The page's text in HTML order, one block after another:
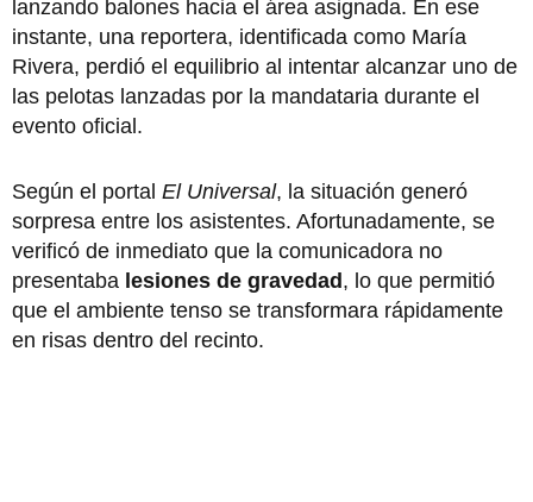
lanzando balones hacia el área asignada. En ese
instante, una reportera, identificada como María
Rivera, perdió el equilibrio al intentar alcanzar uno de
las pelotas lanzadas por la mandataria durante el
evento oficial.
Según el portal El Universal, la situación generó
sorpresa entre los asistentes. Afortunadamente, se
verificó de inmediato que la comunicadora no
presentaba lesiones de gravedad, lo que permitió
que el ambiente tenso se transformara rápidamente
en risas dentro del recinto.